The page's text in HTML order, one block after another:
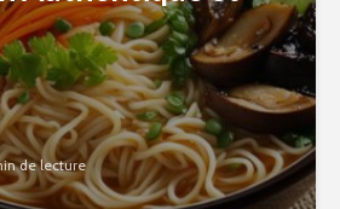
de lecture